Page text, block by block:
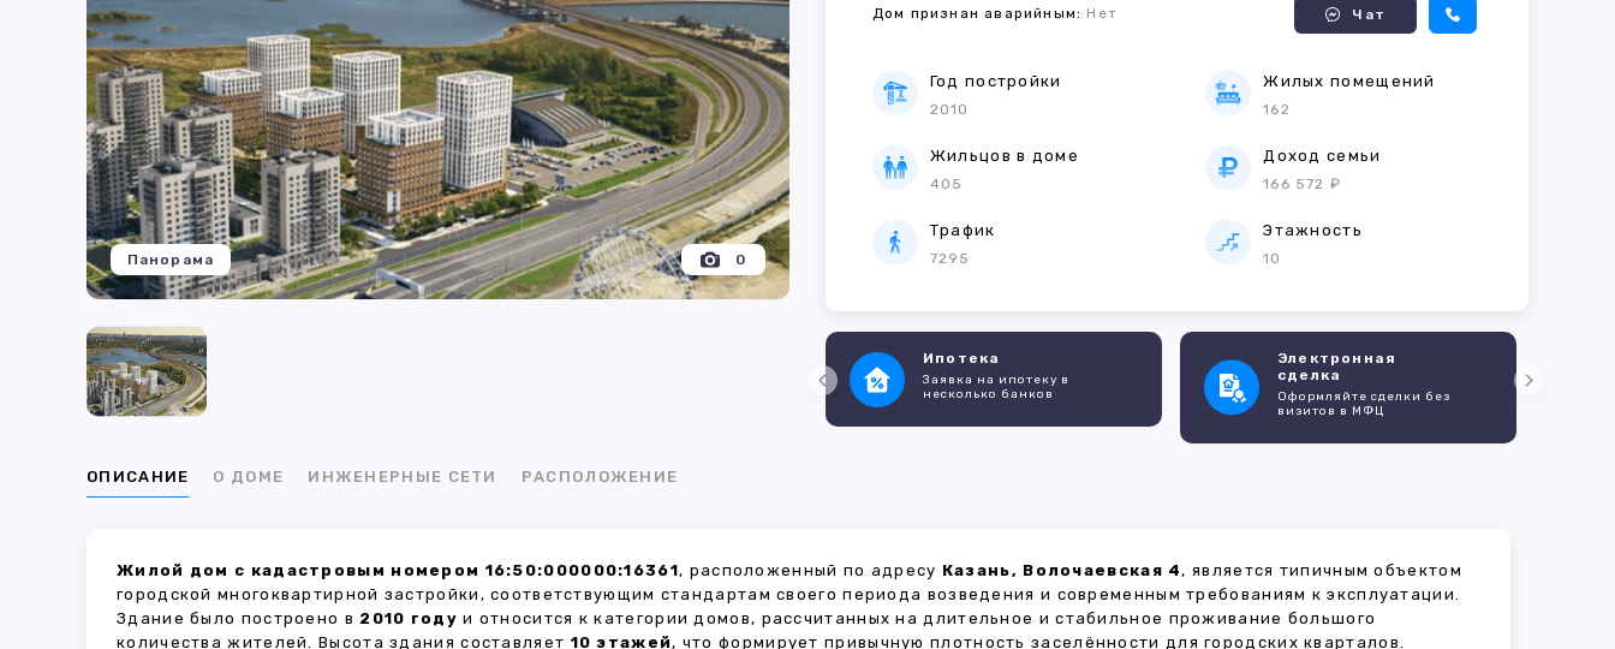
0
Панорама
Дом признан аварийным: Нет Чат
Год постройки
2010
Жилых помещений
162
Жильцов в доме
405
Доход семьи
166 572 ₽
Трафик
7295
Этажность
10
Ипотека
Заявка на ипотеку в
несколько банков
Электронная
сделка
Оформляйте сделки без
визитов в МФЦ
ОПИСАНИЕ О ДОМЕ ИНЖЕНЕРНЫЕ СЕТИ РАСПОЛОЖЕНИЕ
Жилой дом с кадастровым номером 16:50:000000:16361, расположенный по адресу Казань, Волочаевская 4, является типичным объектом
городской многоквартирной застройки, соответствующим стандартам своего периода возведения и современным требованиям к эксплуатации.
Здание было построено в 2010 году и относится к категории домов, рассчитанных на длительное и стабильное проживание большого
количества жителей. Высота здания составляет 10 этажей, что формирует привычную плотность заселённости для городских кварталов.